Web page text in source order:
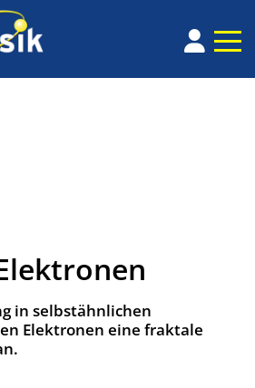
in selbst­ähnlichen
Elek­tronen eine fraktale